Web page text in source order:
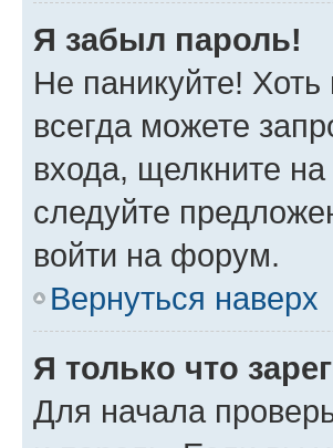
Я забыл пароль!
Не паникуйте!
всегда можете
входа, щелкните
следуйте
войти на форум.
Вернуться наверх
Я только что
Для начала